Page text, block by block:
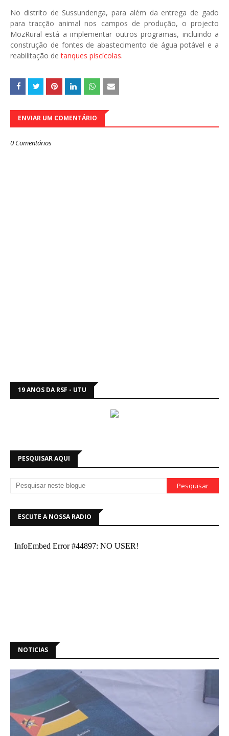
No distrito de Sussundenga, para além da entrega de gado
para tracção animal nos campos de produção, o projecto
MozRural está a implementar outros programas, incluindo a
construção de fontes de abastecimento de água potável e a
reabilitação detanques piscícolas.
ENVIAR UM COMENTÁRIO
0 Comentários
19 ANOS DA RSF - UTU
PESQUISAR AQUI
ESCUTE A NOSSA RADIO
NOTICIAS